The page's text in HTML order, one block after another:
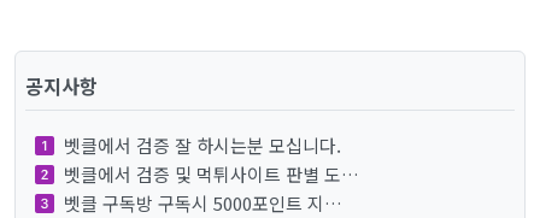
공지사항
벳클에서 검증 잘 하시는분 모십니다.
벳클에서 검증 및 먹튀사이트 판별 도…
벳클 구독방 구독시 5000포인트 지…